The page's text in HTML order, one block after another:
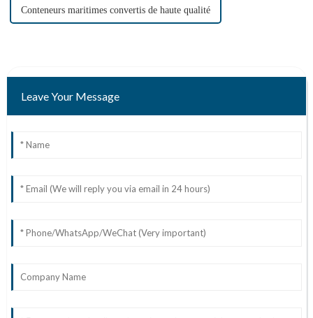
Conteneurs maritimes convertis de haute qualité
Leave Your Message